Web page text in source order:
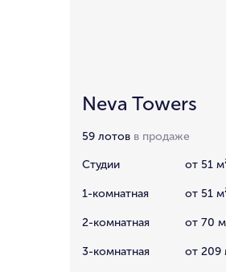
Neva Towers
59 лотов в продаже
Студии от 51
1-комнатная от 51
2-комнатная от 70
3-комнатная от 209